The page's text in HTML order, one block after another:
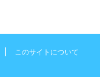
このサイトについて